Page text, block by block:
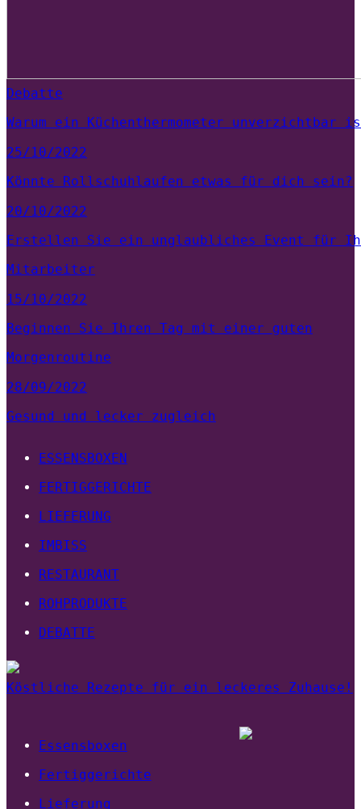
Debatte
Warum ein Küchenthermometer unverzichtbar
25/10/2022
Könnte Rollschuhlaufen etwas für dich sein?
20/10/2022
Erstellen Sie ein unglaubliches Event für
Mitarbeiter
15/10/2022
Beginnen Sie Ihren Tag mit einer guten
Morgenroutine
28/09/2022
Gesund und lecker zugleich
ESSENSBOXEN
FERTIGGERICHTE
LIEFERUNG
IMBISS
RESTAURANT
ROHPRODUKTE
DEBATTE
Köstliche Rezepte für ein leckeres Zuhause!
Essensboxen
Fertiggerichte
Lieferung